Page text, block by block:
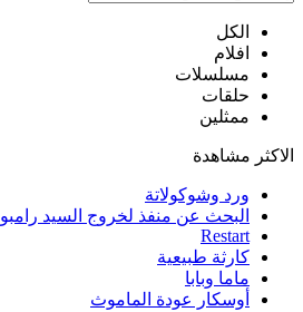
الكل
افلام
مسلسلات
حلقات
ممثلين
الاكثر مشاهدة
ورد وشوكولاتة
البحث عن منفذ لخروج السيد رامبو
Restart
كارثة طبيعية
ماما وبابا
أوسكار عودة الماموث